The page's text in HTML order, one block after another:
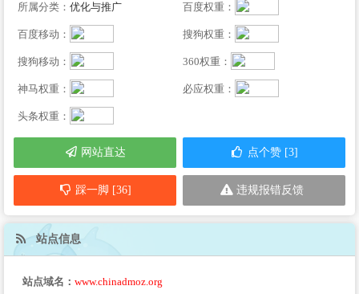
所属分类： 优化与推广 百度权重：
百度移动： 搜狗权重：
搜狗移动： 360权重：
神马权重： 必应权重：
头条权重：
网站直达 点个赞 [3]
踩一脚 [36] 违规报错反馈
站点信息
站点域名： www.chinadmoz.org